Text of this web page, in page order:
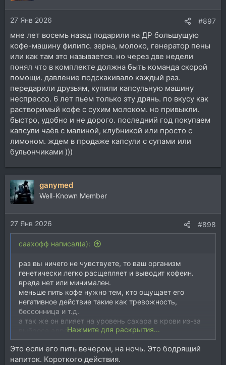
27 Янв 2026 #897
мне лет восемь назад подарили на ДР большущую
кофе-машину филипс. зерна, молоко, генератор пены
или как там это называется. но через две недели
понял что в комплекте должна быть команда скорой
помощи. давление подскакивало каждый раз.
передарили друзьям, купили капсульную машину
неспрессо. 6 лет пьем только эту дрянь. по вкусу как
растворимый кофе с сухим молоком. но привыкли.
быстро, удобно и не дорого. последний год покупаем
капсули чаёв с малиной, клубникой или просто с
лимоном. ждем в продаже капсули с супами или
бульончиками )))
ganymed
Well-Known Member
27 Янв 2026 #898
саахофф написал(а):
раз вы ничего не чувствуете, то ваш организм
генетически легко расщепляет и выводит кофеин.
вреда нет или минимален.
меньше пить кофе нужно тем, кто ощущает его
негативное действие такие как тревожность,
бессонница и т.д.
а так же он влияет на уровень сахара в крови из-за
выброса адреналинаНажмите для раскрытия...
Это если его пить вечером, на ночь. Это бодрящий
напиток. Короткого действия.